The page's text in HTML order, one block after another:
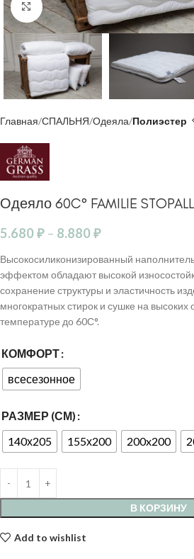
Click to enlarge
Главная СПАЛЬНЯ Одеяла Полиэстер
Одеяло 60C° FAMILIE
5.680₽ – 8.880₽
Высокосиликонизированный
эффектом обладают высокой
сохранение структуры и эластичность
многократных стирок и сушке на высоких
температуре до 60С°.
КОМФОРТ
всесезонное
РАЗМЕР (СМ)
140х205
155х200 200x200
В КОРЗИНУ
Add to wishlist